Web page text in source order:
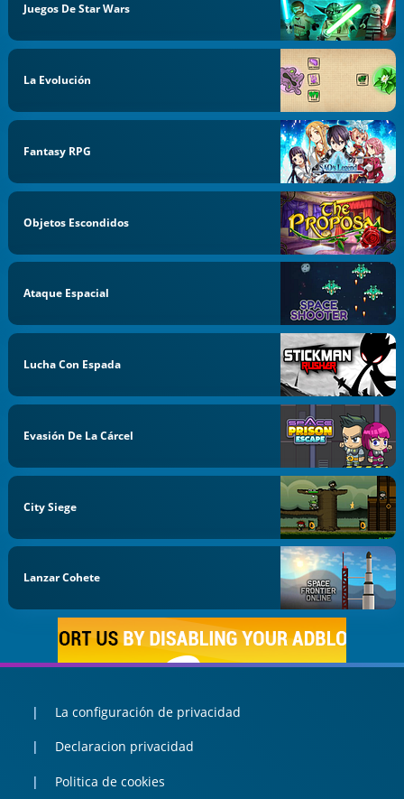
Juegos De Star Wars
La Evolución
Fantasy RPG
Objetos Escondidos
Ataque Espacial
Lucha Con Espada
Evasión De La Cárcel
City Siege
Lanzar Cohete
La configuración de privacidad
Declaracion privacidad
Politica de cookies